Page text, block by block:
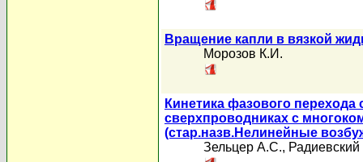
Вращение капли в вязкой
Морозов К.И.
Кинетика фазового
сверхпроводниках с
(стар.назв.Нелинейные
Зельцер А.С.,